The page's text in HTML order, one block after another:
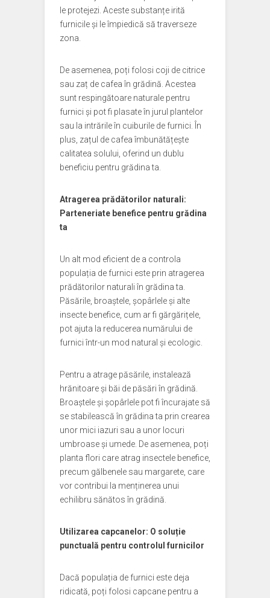
le protejezi. Aceste substanțe irită
furnicile și le împiedică să traverseze
zona.
De asemenea, poți folosi coji de citrice
sau zaț de cafea în grădină. Acestea
sunt respingătoare naturale pentru
furnici și pot fi plasate în jurul plantelor
sau la intrările în cuiburile de furnici. În
plus, zațul de cafea îmbunătățește
calitatea solului, oferind un dublu
beneficiu pentru grădina ta.
Atragerea prădătorilor naturali:
Parteneriate benefice pentru grădina
ta
Un alt mod eficient de a controla
populația de furnici este prin atragerea
prădătorilor naturali în grădina ta.
Păsările, broaștele, șopârlele și alte
insecte benefice, cum ar fi gărgărițele,
pot ajuta la reducerea numărului de
furnici într-un mod natural și ecologic.
Pentru a atrage păsările, instalează
hrănitoare și băi de păsări în grădină.
Broaștele și șopârlele pot fi încurajate să
se stabilească în grădina ta prin crearea
unor mici iazuri sau a unor locuri
umbroase și umede. De asemenea, poți
planta flori care atrag insectele benefice,
precum gălbenele sau margarete, care
vor contribui la menținerea unui
echilibru sănătos în grădină.
Utilizarea capcanelor: O soluție
punctuală pentru controlul furnicilor
Dacă populația de furnici este deja
ridicată, poți folosi capcane pentru a